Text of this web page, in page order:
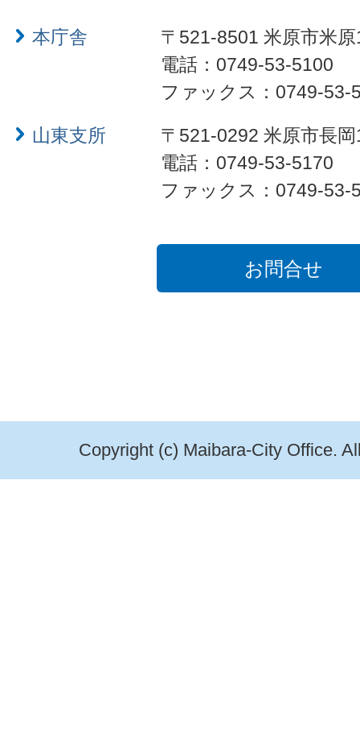
本庁舎
〒521-8501 米原市米
電話：0749-53-5100
ファックス：0749-53-
山東支所
〒521-0292 米原市長
電話：0749-53-5170
ファックス：0749-53-
お問合せ
Copyright (c) Maibara-City Office.